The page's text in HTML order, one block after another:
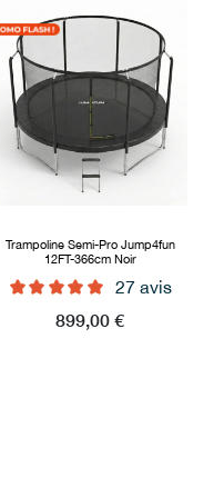
Trampoline Semi-Pro Jump4fun
12FT-366cm Noir
27 avis
Prix
899,00 €